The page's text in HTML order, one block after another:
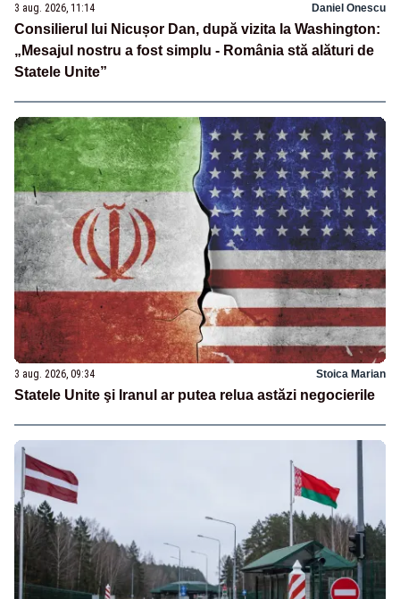
3 aug. 2026, 11:14 Daniel Onescu
Consilierul lui Nicușor Dan, după vizita la Washington:
„Mesajul nostru a fost simplu - România stă alături de
Statele Unite”
3 aug. 2026, 09:34 Stoica Marian
Statele Unite şi Iranul ar putea relua astăzi negocierile